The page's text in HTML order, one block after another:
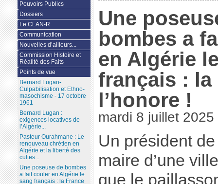
Une
bombes a
en Algérie
français : la
l’honore !
mardi 8 juillet 2025
Un président
maire d’une
que le
Pouvoirs Publics
Dossiers
Le CLAN-R
Communication
Nouvelles d’ailleurs...
Commission Histoire et
Réalité des Faits
Points de vue
Bernard Lugan-
Culpabilisation et Ethno-
masochisme - 17 octobre
1961
Bernard Lugan :
exigences locatives de
l’Algérie...
Pasteur Ourahmane : Le
renouveau chrétien en
Algérie et la liberté des
cultes...
Une poseuse de bombes
a fait couler en Algérie le
sang français : la France